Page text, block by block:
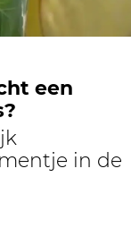
een
in de